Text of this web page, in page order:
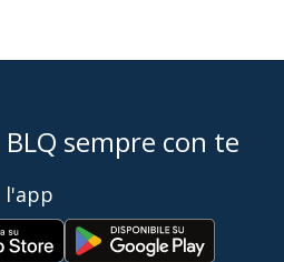
sempre con te
l'app